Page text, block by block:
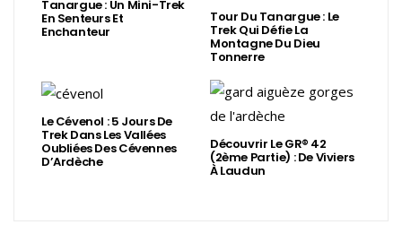
Tanargue : Un Mini-Trek
En Senteurs Et
Enchanteur
Tour Du Tanargue : Le
Trek Qui Défie La
Montagne Du Dieu
Tonnerre
Le Cévenol : 5 Jours De
Trek Dans Les Vallées
Oubliées Des Cévennes
D’Ardèche
Découvrir Le GR® 42
(2ème Partie) : De Viviers
À Laudun